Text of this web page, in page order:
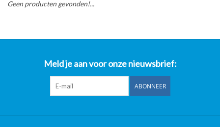
Over ons
Geen producten gevonden!...
Meld je aan voor onze nieuwsbrief:
ABONNEER